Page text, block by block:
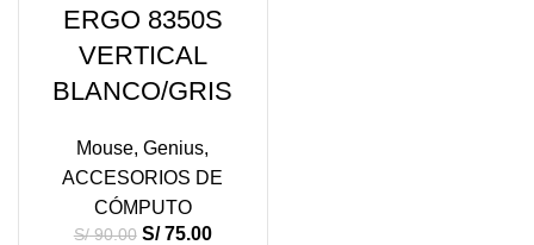
DO
ERGO 8350S
VERTICAL
BLANCO/GRIS
Mouse,Genius,
ACCESORIOS DE
CÓMPUTO
S/90.00 S/75.00